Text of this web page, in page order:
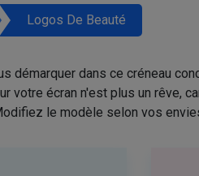
Logos De Beauté
démarquer dans ce créneau
votre écran n'est plus un rêve,
le modèle selon vos